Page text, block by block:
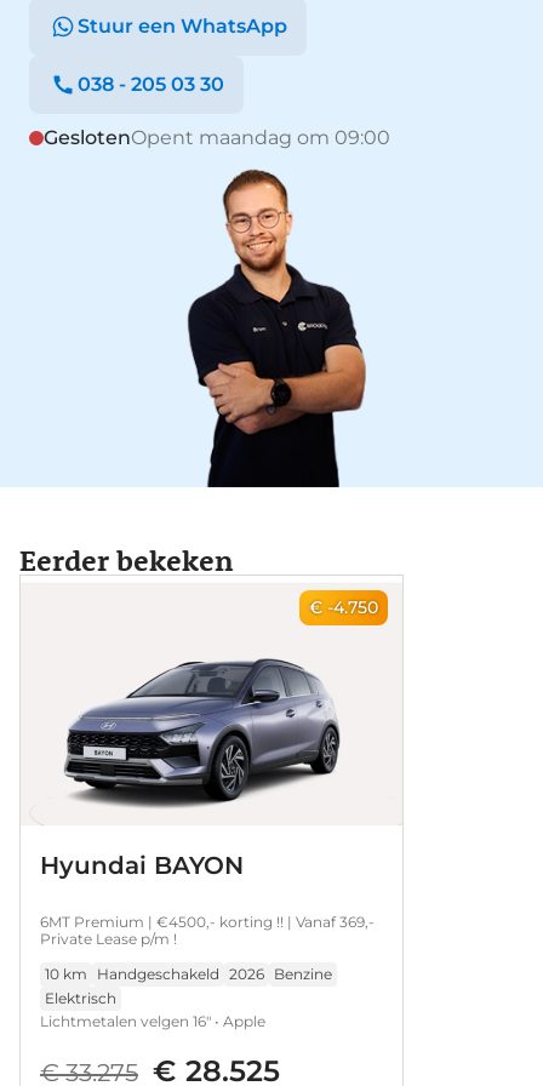
Stuur een WhatsApp
038 - 205 03 30
GeslotenOpent maandag om 09:00
Eerder bekeken
€ -4.750
Hyundai BAYON
6MT Premium | €4500,- korting !! | Vanaf 369,-
Private Lease p/m !
10 km
Handgeschakeld 2026 Benzine
Elektrisch
Lichtmetalen velgen 16" • Apple
premium • Navigatiesysteem full map •
€ 33.275 € 28.525